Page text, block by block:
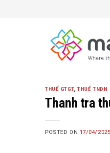
THUẾ GTGT,THUẾ TNDN
Thanh tra
POSTED ON 17/04/2025